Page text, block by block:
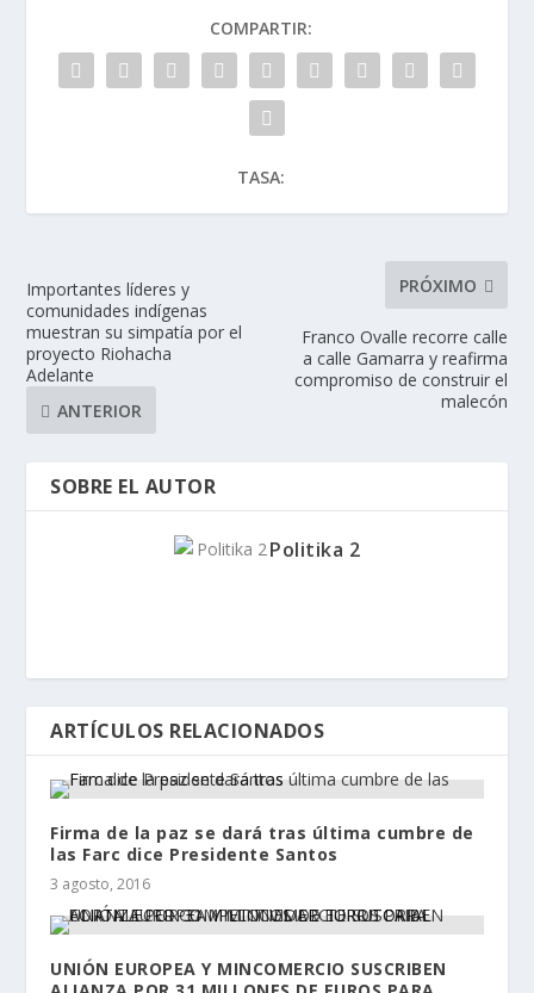
COMPARTIR:
TASA:
Importantes líderes y
comunidades indígenas
muestran su simpatía por el
proyecto Riohacha
Adelante
ANTERIOR
PRÓXIMO
Franco Ovalle recorre calle
a calle Gamarra y reafirma
compromiso de construir el
malecón
SOBRE EL AUTOR
Politika 2
ARTÍCULOS RELACIONADOS
Firma de la paz se dará tras última cumbre de
las Farc dice Presidente Santos
3 agosto, 2016
UNIÓN EUROPEA Y MINCOMERCIO SUSCRIBEN